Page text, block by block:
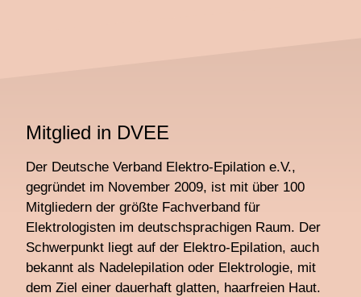
Mitglied in DVEE
Der Deutsche Verband Elektro-Epilation e.V.,
gegründet im November 2009, ist mit über 100
Mitgliedern der größte Fachverband für
Elektrologisten im deutschsprachigen Raum. Der
Schwerpunkt liegt auf der Elektro-Epilation, auch
bekannt als Nadelepilation oder Elektrologie, mit
dem Ziel einer dauerhaft glatten, haarfreien Haut.